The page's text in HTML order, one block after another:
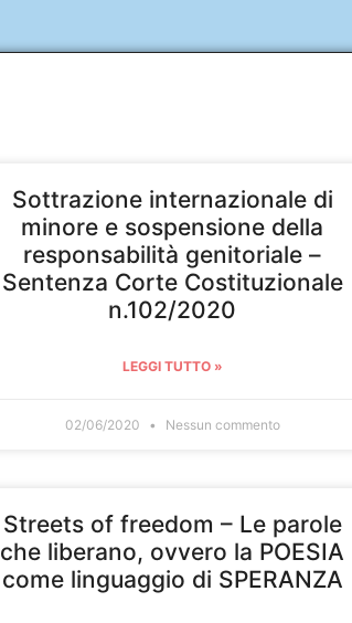
Sottrazione internazionale di
minore e sospensione della
responsabilità genitoriale –
Sentenza Corte Costituzionale
n.102/2020
LEGGI TUTTO »
02/06/2020 Nessun commento
Streets of freedom – Le parole
che liberano, ovvero la POESIA
come linguaggio di SPERANZA